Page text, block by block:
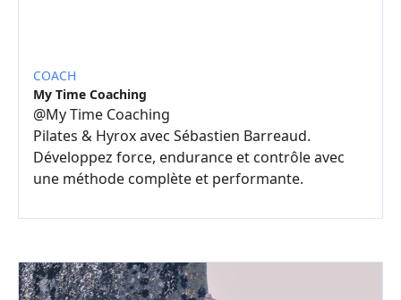
COACH
My Time Coaching
@My Time Coaching
Pilates & Hyrox avec Sébastien Barreaud.
Développez force, endurance et contrôle avec
une méthode complète et performante.